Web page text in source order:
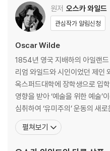
원저 오스카 와일드
관심작가 알림신청
Oscar Wilde
1854년 영국 지배하의 아일랜
리엄 와일드와 시인이었던 제인
옥스퍼드대학에 장학생으로 입
영향을 받아 ‘예술을 위한 예술’
심취하여 ‘유미주의’ 운동의 새로운 리더가
재학 중 이탈리아 라벤나를 여행
상을 수상하면서 작가로서의 활
펼쳐보기